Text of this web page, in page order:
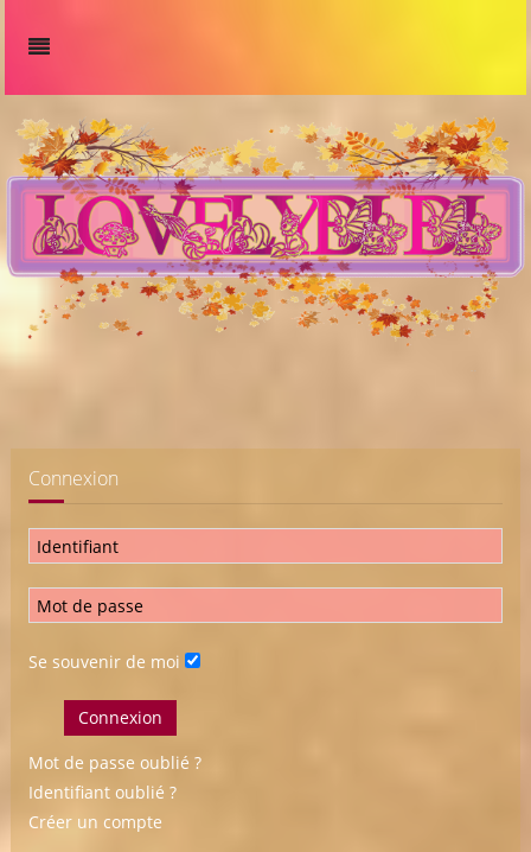
Connexion
Se souvenir de moi
Connexion
Mot de passe oublié ?
Identifiant oublié ?
Créer un compte